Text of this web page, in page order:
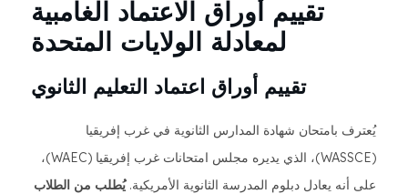
تقييم أوراق الاعتماد الغامبية
لمعادلة الولايات المتحدة
تقييم أوراق اعتماد التعليم الثانوي
يُعترف بامتحان شهادة المدارس الثانوية في غرب إفريقيا
(WASSCE)، الذي يديره مجلس امتحانات غرب إفريقيا (WAEC)،
على أنه يعادل دبلوم المدرسة الثانوية الأمريكية. يُطلب من الطلاب